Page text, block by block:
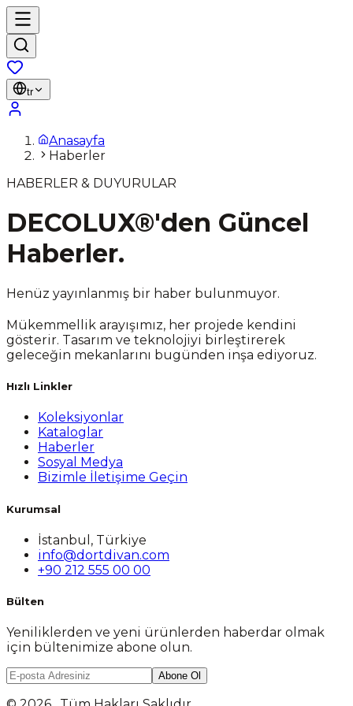
tr
Anasayfa
Haberler
HABERLER & DUYURULAR
DECOLUX®'den Güncel
Haberler.
Henüz yayınlanmış bir haber bulunmuyor.
Mükemmellik arayışımız, her projede kendini
gösterir. Tasarım ve teknolojiyi birleştirerek
geleceğin mekanlarını bugünden inşa ediyoruz.
Hızlı Linkler
Koleksiyonlar
Kataloglar
Haberler
Sosyal Medya
Bizimle İletişime Geçin
Kurumsal
İstanbul, Türkiye
info@dortdivan.com
+90 212 555 00 00
Bülten
Yeniliklerden ve yeni ürünlerden haberdar olmak
için bültenimize abone olun.
Abone Ol